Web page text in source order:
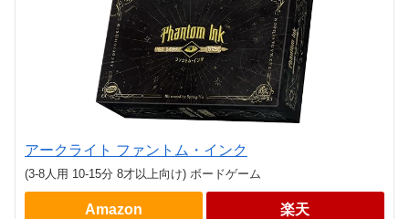
アークライト ファントム・インク
(3-8人用 10-15分 8才以上向け) ボードゲーム
Amazon 楽天